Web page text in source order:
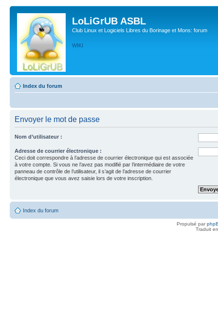
LoLiGrUB ASBL
Club Linux et Logiciels Libres du Borinage et Mons: forum
WIKI
Index du forum
Envoyer le mot de passe
Nom d’utilisateur :
Adresse de courrier électronique :
Ceci doit correspondre à l’adresse de courrier électronique qui est associée
à votre compte. Si vous ne l’avez pas modifié par l’intermédiaire de votre
panneau de contrôle de l’utilisateur, il s’agit de l’adresse de courrier
électronique que vous avez saisie lors de votre inscription.
Index du forum
Propulsé par
Traduit